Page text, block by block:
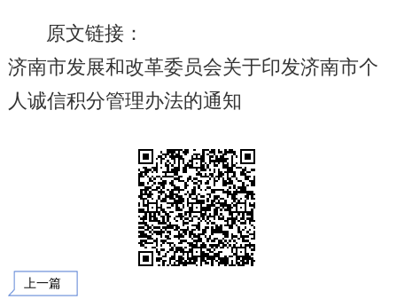
原文链接：
济南市发展和改革委员会关于印发济南市个
人诚信积分管理办法的通知
上一篇